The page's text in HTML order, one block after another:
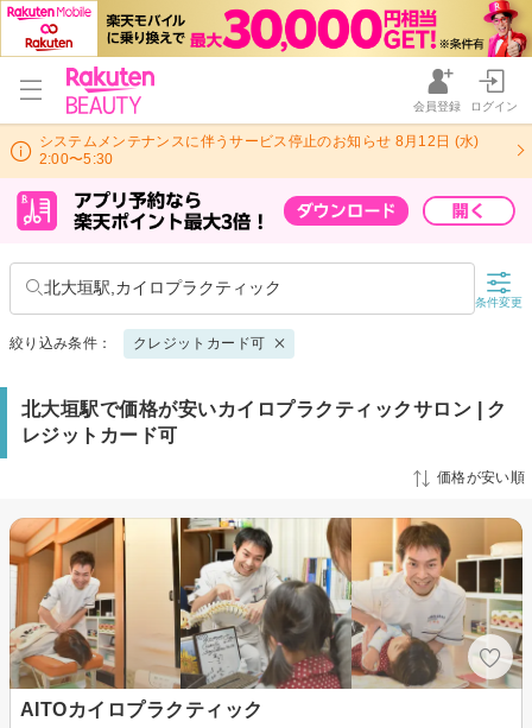
会員登録 ログイン
システムメンテナンスに伴うサービス停止のお知らせ 8月12日 (水)
2:00〜5:30
北大垣駅,カイロプラクティック
条件変更
絞り込み条件： クレジットカード可
北大垣駅で価格が安いカイロプラクティックサロン | ク
レジットカード可
価格が安い順
AITOカイロプラクティック